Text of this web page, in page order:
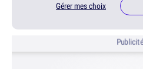
Gérer mes choix